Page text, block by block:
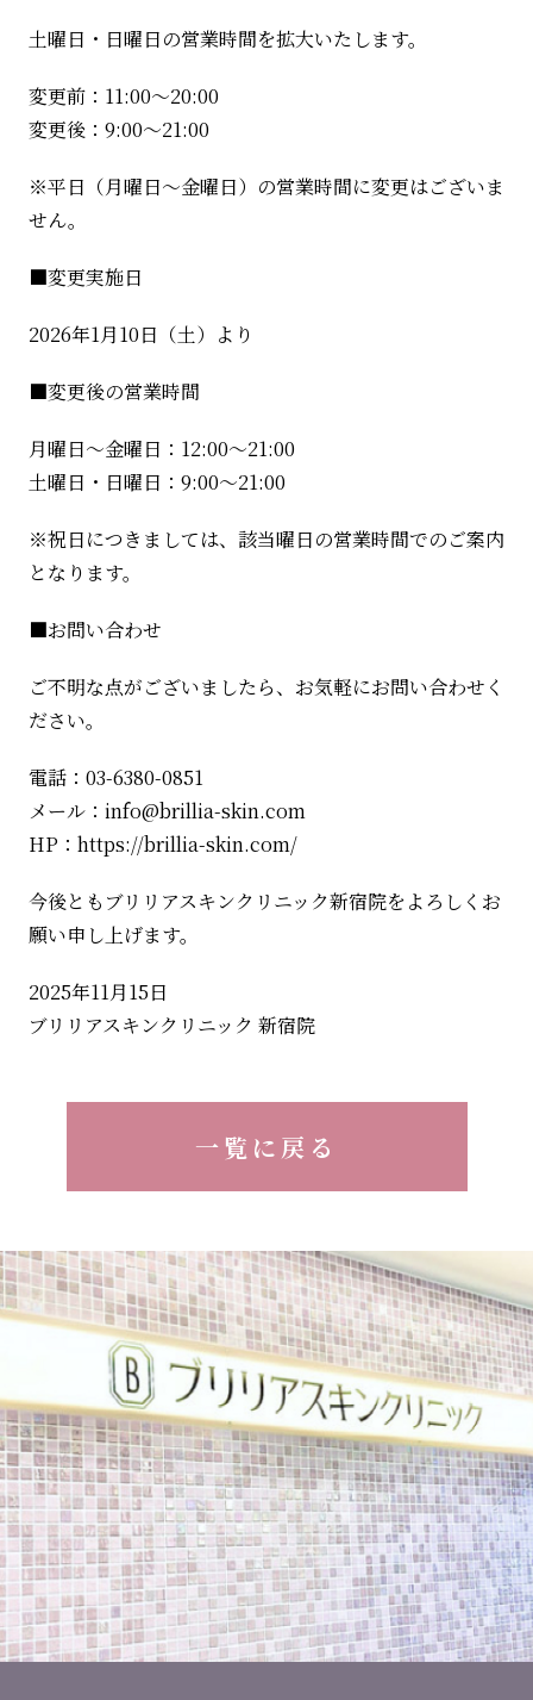
土曜日・日曜日の営業時間を拡大いたします。
変更前：11:00～20:00
変更後：9:00～21:00
※平日（月曜日～金曜日）の営業時間に変更はございま
せん。
■変更実施日
2026年1月10日（土）より
■変更後の営業時間
月曜日～金曜日：12:00～21:00
土曜日・日曜日：9:00～21:00
※祝日につきましては、該当曜日の営業時間でのご案内
となります。
■お問い合わせ
ご不明な点がございましたら、お気軽にお問い合わせく
ださい。
電話：03-6380-0851
メール：info@brillia-skin.com
HP：https://brillia-skin.com/
今後ともブリリアスキンクリニック新宿院をよろしくお
願い申し上げます。
2025年11月15日
ブリリアスキンクリニック 新宿院​​​​​​​​​​​​​​​​
一覧に戻る